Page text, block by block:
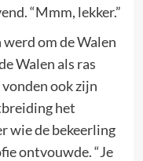
“Mmm, lekker.”
werd om de Walen
Walen als ras
ook zijn
het
wie de bekeerling
ontvouwde. “Je